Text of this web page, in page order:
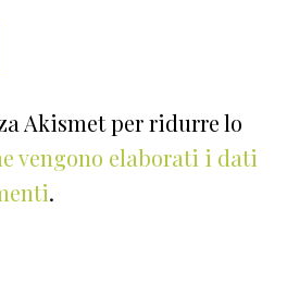
Akismet per ridurre lo
vengono elaborati i dati
.